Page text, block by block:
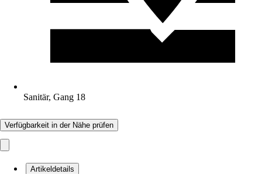
Sanitär, Gang 18
Verfügbarkeit in der Nähe prüfen
Artikeldetails